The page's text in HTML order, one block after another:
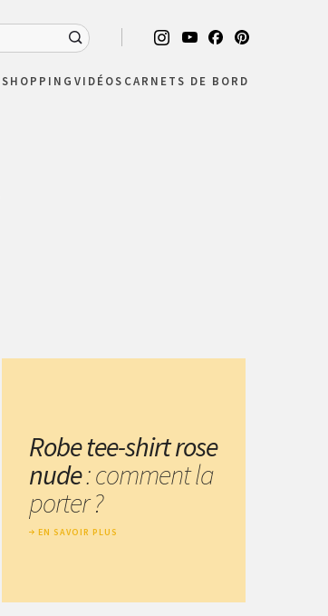
SHOPPING VIDÉOS CARNETS DE BORD
Robe tee-shirt rose
nude: comment la
porter ?
EN SAVOIR PLUS